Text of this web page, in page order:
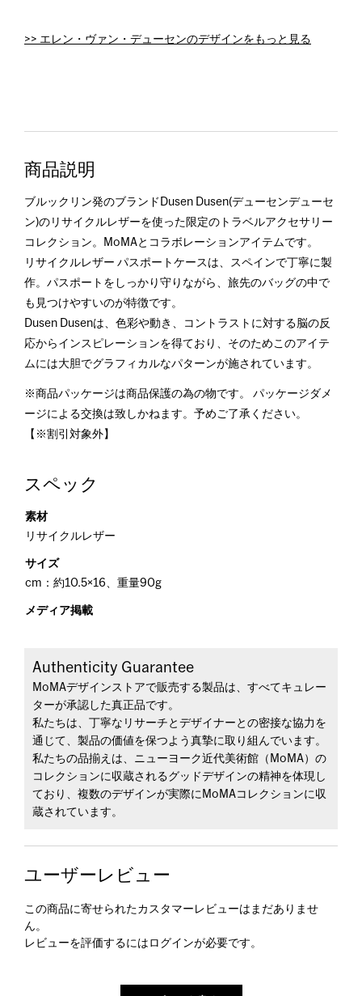
>> エレン・ヴァン・デューセンのデザインをもっと見る
商品説明
ブルックリン発のブランドDusen Dusen(デューセンデューセ
ン)のリサイクルレザーを使った限定のトラベルアクセサリー
コレクション。MoMAとコラボレーションアイテムです。
リサイクルレザー パスポートケースは、スペインで丁寧に製
作。パスポートをしっかり守りながら、旅先のバッグの中で
も見つけやすいのが特徴です。
Dusen Dusenは、色彩や動き、コントラストに対する脳の反
応からインスピレーションを得ており、そのためこのアイテ
ムには大胆でグラフィカルなパターンが施されています。
※商品パッケージは商品保護の為の物です。 パッケージダメ
ージによる交換は致しかねます。予めご了承ください。
【※割引対象外】
スペック
素材
リサイクルレザー
サイズ
cm：約10.5×16、重量90g
メディア掲載
Authenticity Guarantee
MoMAデザインストアで販売する製品は、すべてキュレー
ターが承認した真正品です。
私たちは、丁寧なリサーチとデザイナーとの密接な協力を
通じて、製品の価値を保つよう真摯に取り組んでいます。
私たちの品揃えは、ニューヨーク近代美術館（MoMA）の
コレクションに収蔵されるグッドデザインの精神を体現し
ており、複数のデザインが実際にMoMAコレクションに収
蔵されています。
ユーザーレビュー
この商品に寄せられたカスタマーレビューはまだありませ
ん。
レビューを評価するには ログインが必要です。